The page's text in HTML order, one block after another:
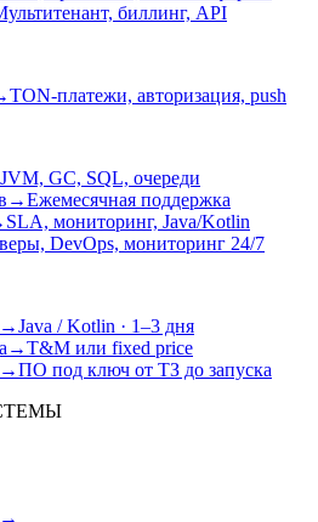
биллинг, API
TON-платежи, авторизация, push
JVM, GC, SQL, очереди
→Ежемесячная поддержка
SLA, мониторинг, Java/Kotlin
DevOps, мониторинг 24/7
→Java / Kotlin · 1–3 дня
→T&M или fixed price
→ПО под ключ от ТЗ до запуска
→